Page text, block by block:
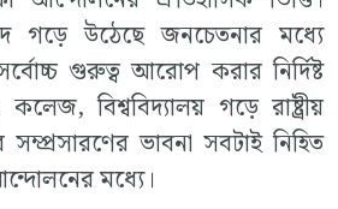
গড়ে উঠেছে জনচেতনার মধ্যে
গুরুত্ব আরোপ করার নির্দিষ্ট
বিশ্ববিদ্যালয় গড়ে রাষ্ট্রীয়
সম্প্রসারণের ভাবনা সবটাই নিহিত
মধ্যে।